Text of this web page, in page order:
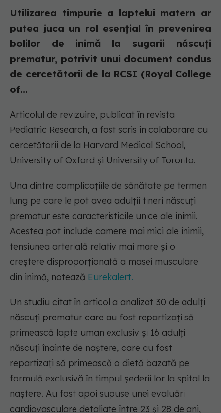
Utilizarea timpurie a laptelui matern ar
putea juca un rol esențial în prevenirea
bolilor de inimă la sugarii născuți
prematur, potrivit unui document condus
de cercetătorii de la RCSI (Royal College
of...
Articolul de revizuire, publicat în revista
Pediatric Research, a fost scris în colaborare cu
cercetătorii de la Harvard Medical School,
University of Oxford și University of Toronto.
Una dintre complicațiile de sănătate pe termen
lung pe care le pot avea adulții tineri născuți
prematur este caracteristicile unice ale inimii.
Acestea pot include camere mai mici ale inimii,
tensiunea arterială relativ mai mare și o
creștere disproporționată a masei musculare
din inimă, notează Eurekalert.
Un studiu citat în articol a analizat 30 de adulți
născuți prematur care au fost repartizați să
primească lapte uman exclusiv și 16 adulți
născuți înainte de naștere, care au fost
repartizați să primească o dietă bazată pe
formulă exclusivă în timpul șederii lor la spital la
naștere. Au fost apoi supuse unei evaluări
cardiovasculare detaliate între 23 și 28 de ani,